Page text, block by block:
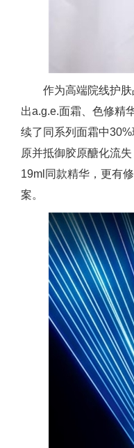
作为高端院线护
出a.g.e.面霜、色修精
续了同系列面霜中
原并抵御胶原醣化流
19ml同款精华，更有
案。